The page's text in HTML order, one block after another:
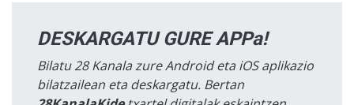
DESKARGATU GURE APPa!
Bilatu 28 Kanala zure Android eta iOS aplikazio
bilatzailean eta deskargatu. Bertan